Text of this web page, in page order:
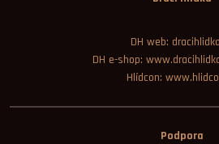
DH web:
DH e-shop:
Hlídcon:
Podpora